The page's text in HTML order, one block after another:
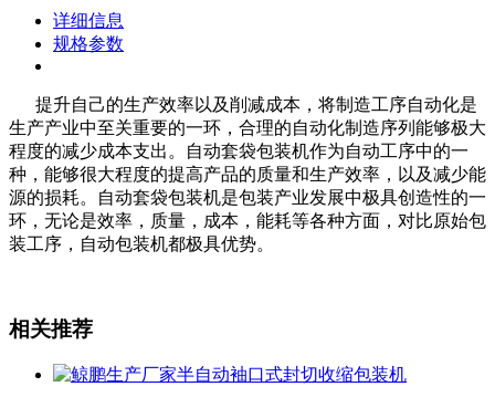
详细信息
规格参数
提升自己的生产效率以及削减成本，将制造工序自动化是
生产产业中至关重要的一环，合理的自动化制造序列能够极大
程度的减少成本支出。自动套袋包装机作为自动工序中的一
种，能够很大程度的提高产品的质量和生产效率，以及减少能
源的损耗。自动套袋包装机是包装产业发展中极具创造性的一
环，无论是效率，质量，成本，能耗等各种方面，对比原始包
装工序，自动包装机都极具优势。
相关推荐